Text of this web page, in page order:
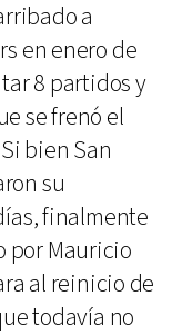
a
en enero de
8 partidos y
se frenó el
bien San
su
finalmente
por Mauricio
al reinicio de
todavía no